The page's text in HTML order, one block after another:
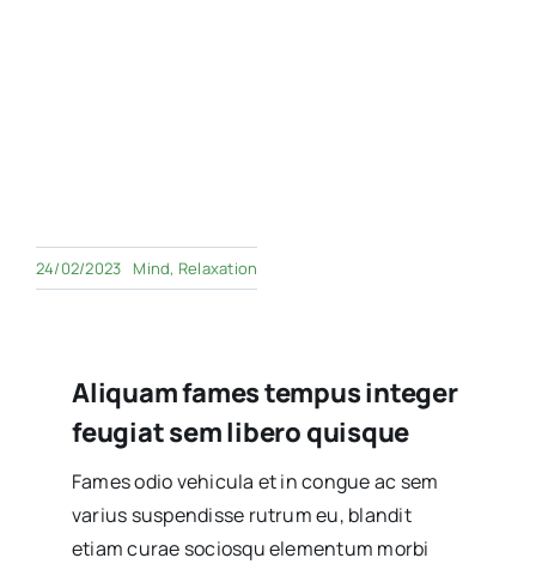
24/02/2023 Mind, Relaxation
Aliquam fames tempus integer
feugiat sem libero quisque
Fames odio vehicula et in congue ac sem
varius suspendisse rutrum eu, blandit
etiam curae sociosqu elementum morbi